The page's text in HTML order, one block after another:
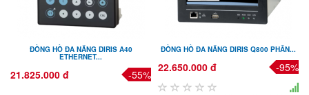
ĐỒNG HỒ ĐA NĂNG DIRIS A40
ETHERNET...
21.825.000 đ -55%
ĐỒNG HỒ ĐA NĂNG DIRIS Q800 PHÂN...
22.650.000 đ -95%